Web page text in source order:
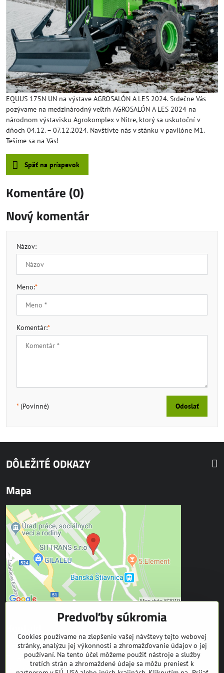
EQUUS 175N UN na výstave AGROSALÓN A LES 2024. Srdečne Vás
pozývame na medzinárodný veľtrh AGROSALÓN A LES 2024 na
národnom výstavisku Agrokomplex v Nitre, ktorý sa uskutoční v
dňoch 04.12. – 07.12.2024. Navštívte nás v stánku v pavilóne M1.
Tešíme sa na Vás!
Späť na príspevok
Komentáre (0)
Nový komentár
Názov:
Meno:*
Komentár:*
*(Povinné) Odoslať
DÔLEŽITÉ ODKAZY
Mapa
SITTRANS s.r.o.
Trate Mládeže 1
969 01 Banská Štiavnica
Predvoľby súkromia
Cookies používame na zlepšenie vašej návštevy tejto webovej
stránky, analýzu jej výkonnosti a zhromažďovanie údajov o jej
používaní. Na tento účel môžeme použiť nástroje a služby
tretích strán a zhromaždené údaje sa môžu preniesť k